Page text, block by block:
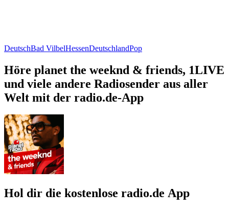
DeutschBad VilbelHessenDeutschlandPop
Höre planet the weeknd & friends, 1LIVE
und viele andere Radiosender aus aller
Welt mit der radio.de-App
Hol dir die kostenlose radio.de App